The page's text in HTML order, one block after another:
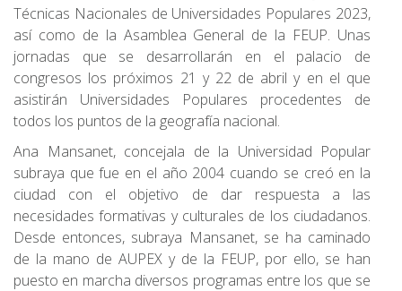
Técnicas Nacionales de Universidades Populares 2023,
así como de la Asamblea General de la FEUP. Unas
jornadas que se desarrollarán en el palacio de
congresos los próximos 21 y 22 de abril y en el que
asistirán Universidades Populares procedentes de
todos los puntos de la geografía nacional.
Ana Mansanet, concejala de la Universidad Popular
subraya que fue en el año 2004 cuando se creó en la
ciudad con el objetivo de dar respuesta a las
necesidades formativas y culturales de los ciudadanos.
Desde entonces, subraya Mansanet, se ha caminado
de la mano de AUPEX y de la FEUP, por ello, se han
puesto en marcha diversos programas entre los que se